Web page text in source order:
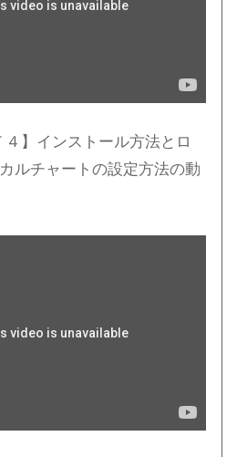
４】インストール方法とロ
ルチャートの設定方法の動